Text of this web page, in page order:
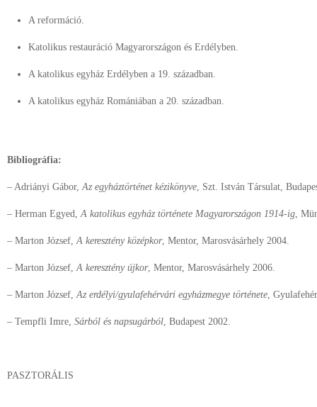
A reformáció.
Katolikus restauráció Magyarországon és Erdélyben.
A katolikus egyház Erdélyben a 19. században.
A katolikus egyház Romániában a 20. században.
Bibliográfia:
– Adriányi Gábor,Az egyháztörténet kézikönyve, Szt. István Társulat,
– Herman Egyed,A katolikus egyház története Magyarországon 1914-ig,
– Marton József,A keresztény középkor, Mentor, Marosvásárhely 2004.
– Marton József,A keresztény újkor, Mentor, Marosvásárhely 2006.
– Marton József,Az erdélyi/gyulafehérvári egyházmegye története,
– Tempfli Imre, Sárból és napsugárból, Budapest 2002.
PASZTORÁLIS